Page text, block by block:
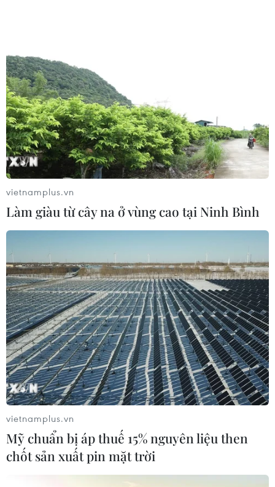
#Ảnh đẹp SEA Games 31
#SEA Games 31
#Hội Nghệ sĩ Nhiếp ảnh Việt Nam
Theo dõi VietnamPlus
TIN LIÊN QUAN
vietnamplus.vn
Làm giàu từ cây na ở vùng cao tại Ninh Bình
vietnamplus.vn
Mỹ chuẩn bị áp thuế 15% nguyên liệu then
chốt sản xuất pin mặt trời